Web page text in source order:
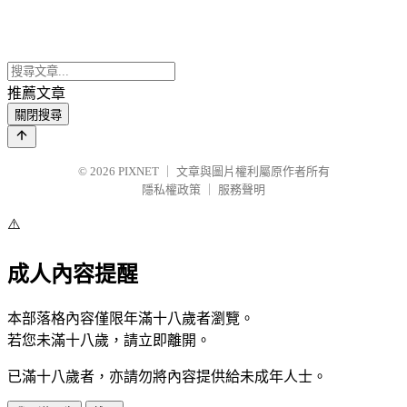
推薦文章
關閉搜尋
© 2026 PIXNET
文章與圖片權利屬原作者所有
隱私權政策
服務聲明
⚠️
成人內容提醒
本部落格內容僅限年滿十八歲者瀏覽。
若您未滿十八歲，請立即離開。
已滿十八歲者，亦請勿將內容提供給未成年人士。